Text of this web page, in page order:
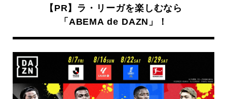
【PR】ラ・リーガを楽しむなら
「ABEMA de DAZN」！